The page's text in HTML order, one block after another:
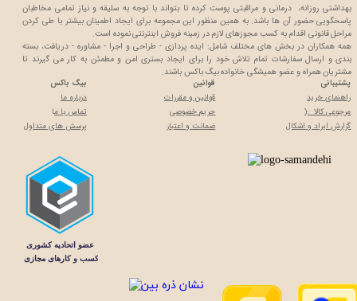
پشتیبانی
راهنمای خرید
مرجوعی کالا :(
گزارش ایراد و اشکال
قوانین
قوانین و مقررات
حریم خصوصی
ضمانت و اعتبار
بیگ باکس
درباره ما
تماس با ما
پرسش های متداول
بهداشتی روزانه، درمانی و مراقبتی پوست کرده تا بتواند با توجه به سلیقه و نیاز تمامی مخاطبان
پاسخگویی حضور آن ها باشد. به همین منظور این مجموعه برای ایجاد اطمینان بیشتر با طی کردن
مراحل قانونی اقدام به کسب مجوزهای لازم در زمینه فروش اینترنتی نموده است.
همه همکاران در بخش های مختلف شامل: ایده پردازی - طراحی و اجرا - مشاوره - دریافت، بسته
بندی و ارسال سفارشات تمام تلاش خود را برای ایجاد بستری امن و مطمئن به کار می گیرند تا
مشتریان همراه و عضو همیشگی خانواده بیگ باکس باشند.